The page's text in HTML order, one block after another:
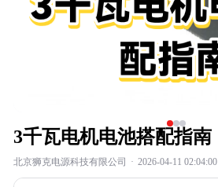
3千瓦电机电池搭配指南
北京狮克电源科技有限公司 · 2026-04-11 02:04:00